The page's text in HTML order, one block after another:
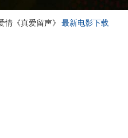
情《真爱留声》
最新电影下载